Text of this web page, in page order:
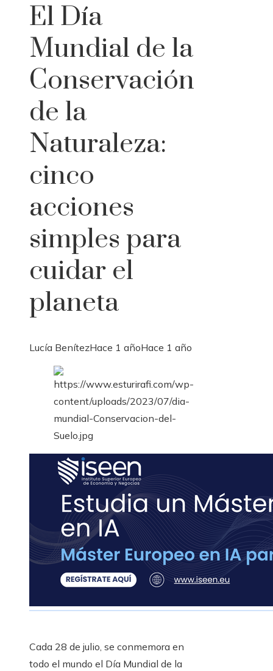
El Día
Mundial de la
Conservación
de la
Naturaleza:
cinco
acciones
simples para
cuidar el
planeta
Lucía BenítezHace 1 añoHace 1 año
Cada 28 de julio, se conmemora en
todo el mundo el Día Mundial de la